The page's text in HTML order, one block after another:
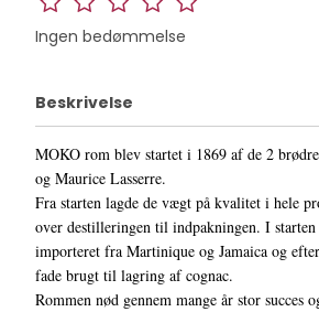
Ingen bedømmelse
Beskrivelse
MOKO rom blev startet i 1869 af de 2
og Maurice Lasserre.
Fra starten lagde de vægt på kvalitet i hele
over destilleringen til indpakningen. I
importeret fra Martinique og Jamaica og
fade brugt til lagring af cognac.
Rommen nød gennem mange år stor succes